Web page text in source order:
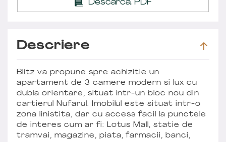
Descarcă PDF
Descriere
Blitz va propune spre achizitie un
apartament de 3 camere modern si lux cu
dubla orientare, situat intr-un bloc nou din
cartierul Nufarul. Imobilul este situat intr-o
zona linistita, dar cu access facil la punctele
de interes cum ar fi: Lotus Mall, statie de
tramvai, magazine, piata, farmacii, banci,